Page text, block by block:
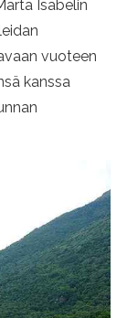
Isabelin
vuoteen
kanssa